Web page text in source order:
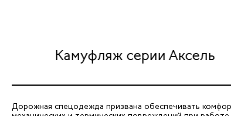
Камуфляж серии Аксель
Дорожная спецодежда призвана обеспечивать